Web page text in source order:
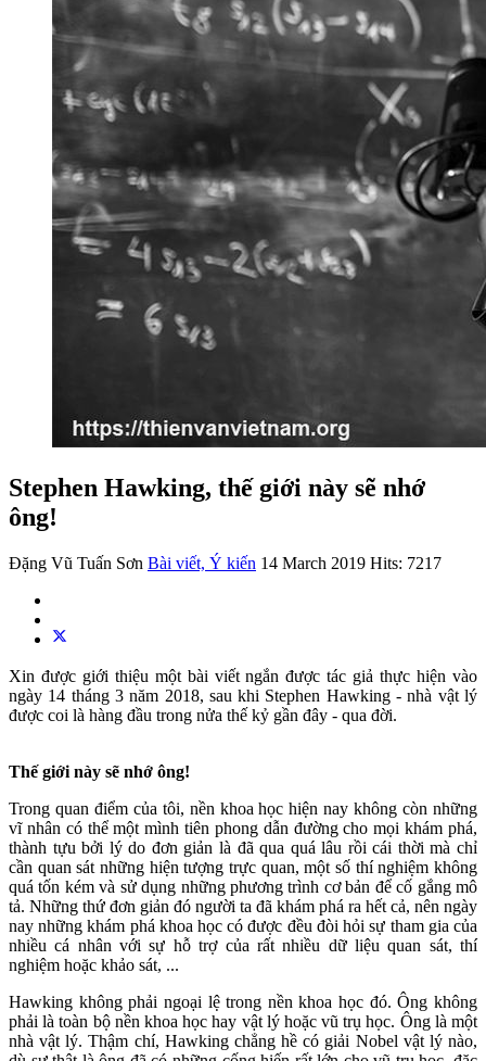
Stephen Hawking, thế giới này sẽ nhớ
ông!
Đặng Vũ Tuấn Sơn Bài viết, Ý kiến 14 March 2019 Hits: 7217
Xin được giới thiệu một bài viết ngắn được tác giả thực hiện vào
ngày 14 tháng 3 năm 2018, sau khi Stephen Hawking - nhà vật lý
được coi là hàng đầu trong nửa thế kỷ gần đây - qua đời.
Thế giới này sẽ nhớ ông!
Trong quan điểm của tôi, nền khoa học hiện nay không còn những
vĩ nhân có thể một mình tiên phong dẫn đường cho mọi khám phá,
thành tựu bởi lý do đơn giản là đã qua quá lâu rồi cái thời mà chỉ
cần quan sát những hiện tượng trực quan, một số thí nghiệm không
quá tốn kém và sử dụng những phương trình cơ bản để cố gắng mô
tả. Những thứ đơn giản đó người ta đã khám phá ra hết cả, nên ngày
nay những khám phá khoa học có được đều đòi hỏi sự tham gia của
nhiều cá nhân với sự hỗ trợ của rất nhiều dữ liệu quan sát, thí
nghiệm hoặc khảo sát, ...
Hawking không phải ngoại lệ trong nền khoa học đó. Ông không
phải là toàn bộ nền khoa học hay vật lý hoặc vũ trụ học. Ông là một
nhà vật lý. Thậm chí, Hawking chẳng hề có giải Nobel vật lý nào,